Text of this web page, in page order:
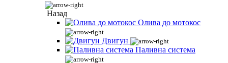
Назад
Олива до мотокос
Двигун
Паливна система